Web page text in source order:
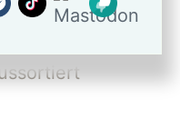
an, wie viele